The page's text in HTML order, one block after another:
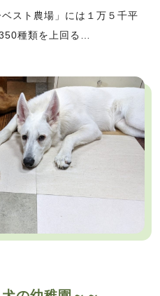
スト農場」には１万５千平
種類を上回る…